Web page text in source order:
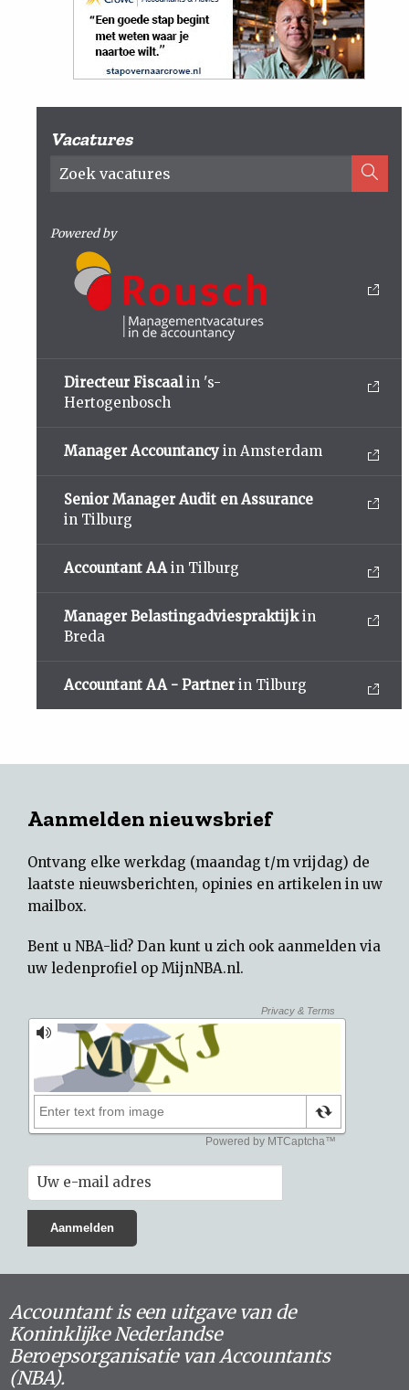
Vacatures
Powered by
Directeur Fiscaalin 's-
Hertogenbosch
Manager Accountancy in Amsterdam
Senior Manager Audit en Assurance
in Tilburg
Accountant AA in Tilburg
Manager Belastingadviespraktijkin
Breda
Accountant AA - Partner in Tilburg
Aanmelden nieuwsbrief
Ontvang elke werkdag (maandag t/m vrijdag) de
laatste nieuwsberichten, opinies en artikelen in uw
mailbox.
Bent u NBA-lid? Dan kunt u zich ook aanmelden via
uw ledenprofiel op MijnNBA.nl.
Accountant is een uitgave van de
Koninklijke Nederlandse
Beroepsorganisatie van Accountants
(NBA).